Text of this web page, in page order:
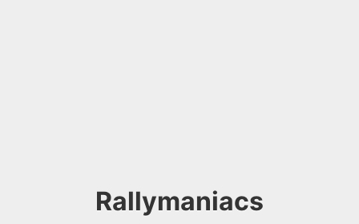
Rallymaniacs